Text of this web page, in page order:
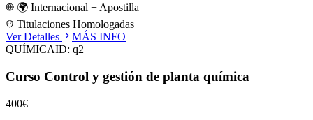
🌍 Internacional + Apostilla
Titulaciones Homologadas
Ver Detalles
MÁS INFO
QUÍMICAID: q2
Curso Control y gestión de planta química
400€